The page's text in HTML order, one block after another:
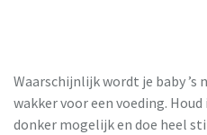
Waarschijnlijk wordt je baby ’s
wakker voor een voeding.
donker mogelijk en doe heel